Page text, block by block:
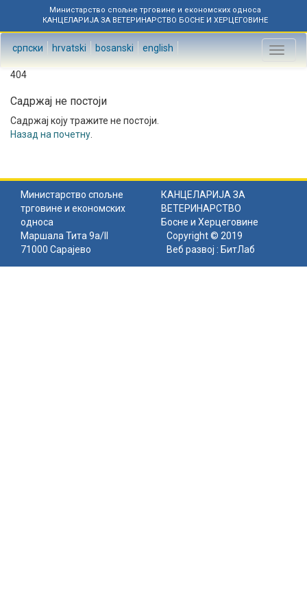
Министарство спољне трговине и економских односа
КАНЦЕЛАРИЈА ЗА ВЕТЕРИНАРСТВО БОСНЕ И ХЕРЦЕГОВИНЕ
српски hrvatski bosanski english
Toggle
404
Садржај не постоји
Садржај коју тражите не постоји.
Назад на почетну
Министарство спољне
трговине и економских
односа
КАНЦЕЛАРИЈА ЗА
ВЕТЕРИНАРСТВО
Босне и Херцеговине
Маршала Тита 9а/II
71000 Сарајево
Copyright © 2019
Веб развој : БитЛаб